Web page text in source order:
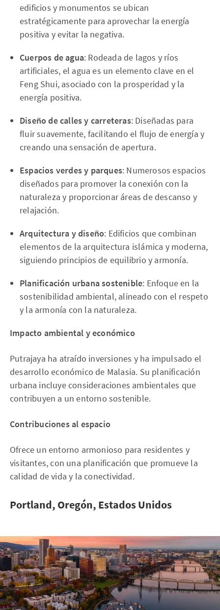
edificios y monumentos se ubican
estratégicamente para aprovechar la energía
positiva y evitar la negativa.
Cuerpos de agua: Rodeada de lagos y ríos
artificiales, el agua es un elemento clave en el
Feng Shui, asociado con la prosperidad y la
energía positiva.
Diseño de calles y carreteras: Diseñadas para
fluir suavemente, facilitando el flujo de energía y
creando una sensación de apertura.
Espacios verdes y parques: Numerosos espacios
diseñados para promover la conexión con la
naturaleza y proporcionar áreas de descanso y
relajación.
Arquitectura y diseño: Edificios que combinan
elementos de la arquitectura islámica y moderna,
siguiendo principios de equilibrio y armonía.
Planificación urbana sostenible: Enfoque en la
sostenibilidad ambiental, alineado con el respeto
y la armonía con la naturaleza.
Impacto ambiental y económico
Putrajaya ha atraído inversiones y ha impulsado el
desarrollo económico de Malasia. Su planificación
urbana incluye consideraciones ambientales que
contribuyen a un entorno sostenible.
Contribuciones al espacio
Ofrece un entorno armonioso para residentes y
visitantes, con una planificación que promueve la
calidad de vida y la conectividad.
Portland, Oregón, Estados Unidos